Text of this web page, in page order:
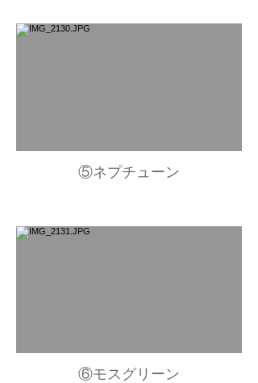
⑤ネプチューン
⑥モスグリーン